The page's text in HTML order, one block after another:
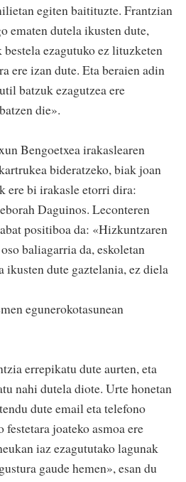
egiten baitituzte. Frantzian
ematen dutela ikusten dute,
bestela ezagutuko ez lituzketen
ere izan dute. Eta beraien adin
batzuk ezagutzea ere
die».
Bengoetxea irakaslearen
bideratzeko, biak joan
ere bi irakasle etorri dira:
Daguinos. Leconteren
positiboa da: «Hizkuntzaren
baliagarria da, eskoletan
ikusten dute gaztelania, ez diela
egunerokotasunean
errepikatu dute aurten, eta
nahi dutela diote. Urte honetan
dute email eta telefono
joateko asmoa ere
iaz ezagututako lagunak
gaude hemen», esan du